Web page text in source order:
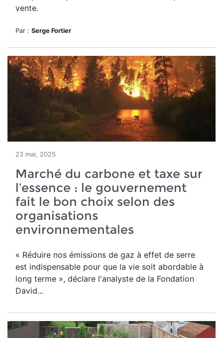
vente.
Par : Serge Fortier
23 mai, 2025
Marché du carbone et taxe sur
l’essence : le gouvernement
fait le bon choix selon des
organisations
environnementales
« Réduire nos émissions de gaz à effet de serre
est indispensable pour que la vie soit abordable à
long terme », déclare l'analyste de la Fondation
David...